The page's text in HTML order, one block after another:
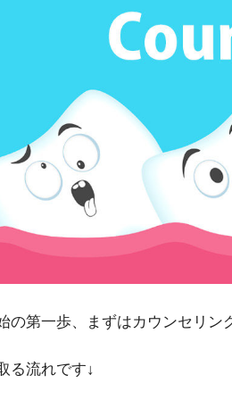
の第一歩、まずはカウンセリン
る流れです↓